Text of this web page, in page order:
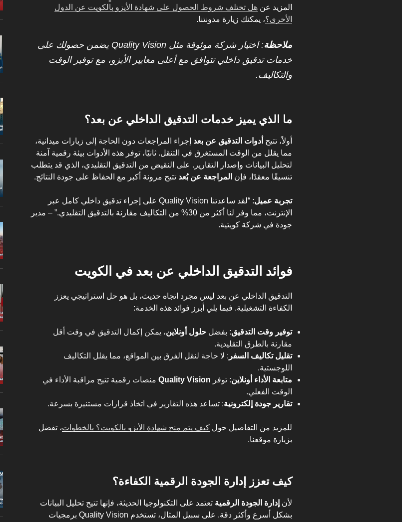
المزيد عن هل تختلف شروط الحصول على شهادة الأيزو بالكويت عن الدول
الأخرى؟، يمكنك زيارة مدونتنا.
ملاحظة
: اختيار شركة موثوقة مثل Quality Vision يضمن حصولك على
خدمات تدقيق داخلي تتوافق مع أعلى معايير الأيزو، مع توفير الوقت
والتكاليف.
ما الذي يميز خدمات التدقيق الداخلي عن بعد؟
أولاً، تتيح أدوات التدقيق عن بعد إجراء المراجعات دون الحاجة إلى زيارات ميدانية،
مما يقلل من الوقت المستغرق في التنقل. ثانيًا، توفر هذه الأدوات بيئة رقمية آمنة
لتحليل البيانات وإصدار التقارير. على النقيض من التدقيق التقليدي، الذي قد يتطلب
تنسيقًا معقدًا، فإن المراجعة عن بُعد تتيح مرونة أكبر مع الحفاظ على جودة النتائج.
تجربة عميل
: “لقد ساعدتنا Quality Vision على إجراء تدقيق داخلي كامل عبر
الإنترنت، مما وفر لنا أكثر من 30% من التكاليف مقارنة بالتدقيق التقليدي.” – مدير
جودة في شركة كويتية.
فوائد التدقيق الداخلي عن بعد في الكويت
التدقيق الداخلي عن بعد ليس مجرد اتجاه حديث، بل هو حل استراتيجي يعزز
الكفاءة التشغيلية. فيما يلي أبرز فوائد هذه الخدمة:
توفير وقت التدقيق: بفضل حلول أونلاين، يمكن إكمال التدقيق في وقت أقل
مقارنة بالطرق التقليدية.
تقليل تكاليف السفر : لا حاجة لنقل الفرق بين المواقع، مما يقلل التكاليف
اللوجستية.
متابعة الأداء أونلاين: توفر Quality Vision منصات رقمية تتيح مراقبة الأداء في
الوقت الفعلي.
تقارير جودة إلكترونية: تساعد هذه التقارير في اتخاذ قرارات مستنيرة بسرعة.
للمزيد من التفاصيل حول كيف يتم منح شهادة الأيزو بالكويت؟ بالخطوات، تفضل
بزيارة موقعنا.
كيف تعزز إدارة الجودة الرقمية الكفاءة؟
لأن إدارة الجودة الرقمية تعتمد على التكنولوجيا الحديثة، فإنها تتيح تحليل البيانات
بشكل أسرع وأكثر دقة. على سبيل المثال، تستخدم Quality Vision برمجيات